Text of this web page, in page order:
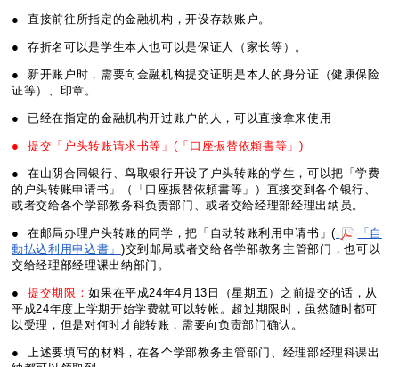
● 直接前往所指定的金融机构，开设存款账户。
● 存折名可以是学生本人也可以是保证人（家长等）。
● 新开账户时，需要向金融机构提交证明是本人的身分证（健康保险
证等）、印章。
● 已经在指定的金融机构开过账户的人，可以直接拿来使用
● 提交「户头转账请求书等」(「口座振替依頼書等」)
● 在山阴合同银行、鸟取银行开设了户头转账的学生，可以把「学费
的户头转账申请书」（「口座振替依頼書等」）直接交到各个银行、
或者交给各个学部教务科负责部门、或者交给经理部经理出纳员。
● 在邮局办理户头转账的同学，把「自动转账利用申请书」(
「自
動払込利用申込書」 )交到邮局或者交给各学部教务主管部门，也可以
交给经理部经理课出纳部门。
● 提交期限：如果在平成24年4月13日（星期五）之前提交的话，从
平成24年度上学期开始学费就可以转帐。超过期限时，虽然随时都可
以受理，但是对何时才能转账，需要向负责部门确认。
● 上述要填写的材料，在各个学部教务主管部门、经理部经理科课出